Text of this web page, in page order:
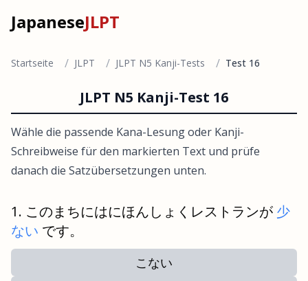
JapaneseJLPT
Startseite / JLPT / JLPT N5 Kanji-Tests / Test 16
JLPT N5 Kanji-Test 16
Wähle die passende Kana-Lesung oder Kanji-
Schreibweise für den markierten Text und prüfe
danach die Satzübersetzungen unten.
このまちにはにほんしょくレストランが 少
ない です。
こない